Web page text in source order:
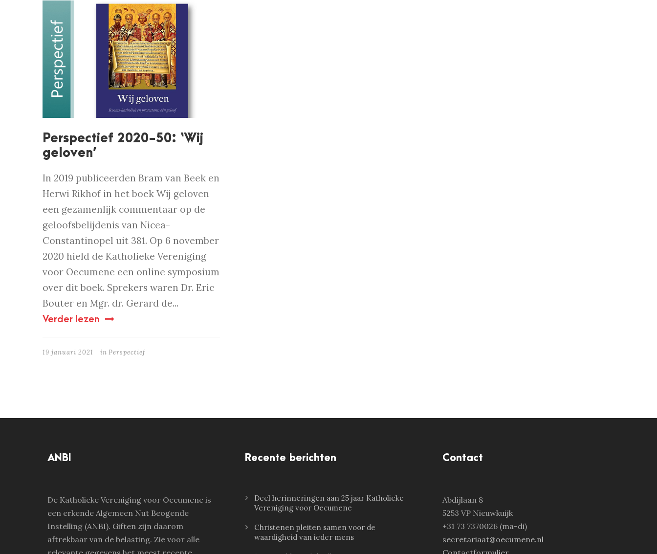
Perspectief 2020-50: ‘Wij
geloven’
In 2019 publiceerden Bram van Beek en
Herwi Rikhof in het boek Wij geloven
een gezamenlijk commentaar op de
geloofsbelijdenis van Nicea-
Constantinopel uit 381. Op 6 november
2020 hield de Katholieke Vereniging
voor Oecumene een online symposium
over dit boek. Sprekers waren Dr. Eric
Bouter en Mgr. dr. Gerard de...
Verder lezen
19 januari 2021 in Perspectief
ANBI
De Katholieke Vereniging voor Oecumene is
een erkende Algemeen Nut Beogende
Instelling (ANBI). Giften zijn daarom
aftrekbaar van de belasting. Zie voor alle
Recente berichten
Deel herinneringen aan 25 jaar Katholieke
Vereniging voor Oecumene
Christenen pleiten samen voor de
waardigheid van ieder mens
Contact
Abdijlaan 8
5253 VP Nieuwkuijk
+31 73 7370026 (ma-di)
secretariaat@oecumene.nl